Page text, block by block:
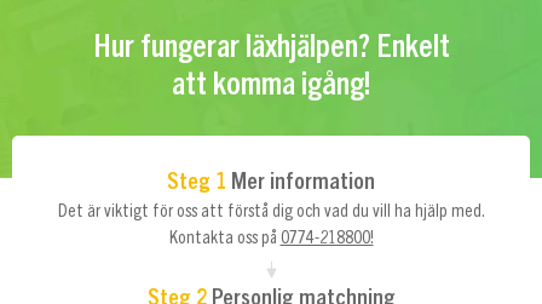
Hur fungerar läxhjälpen? Enkelt
att komma igång!
Steg 1 Mer information
Det är viktigt för oss att förstå dig och vad du vill ha hjälp med.
Kontakta oss på 0774-218800!
Steg 2 Personlig matchning